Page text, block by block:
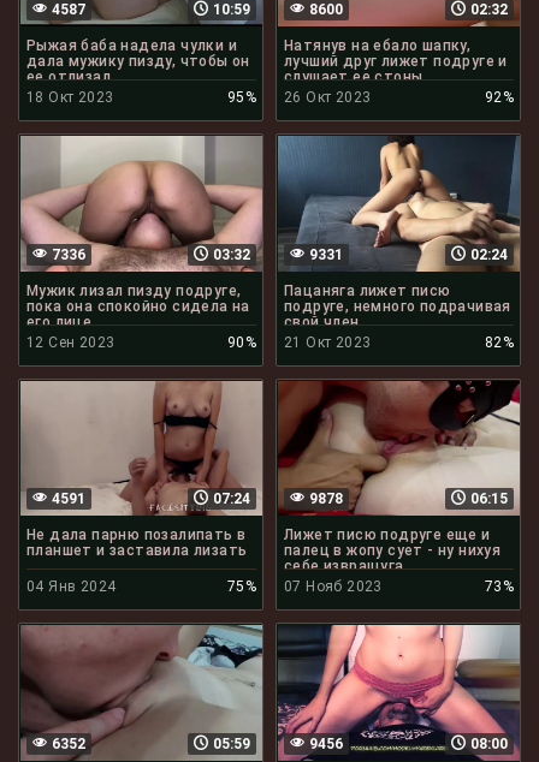
10:59
4587
Рыжая баба надела чулки и
дала мужику пизду, чтобы он
ее отлизал
18 Окт 2023
95%
02:32
8600
Натянув на ебало шапку,
лучший друг лижет подруге и
слушает ее стоны
26 Окт 2023
92%
03:32
7336
Мужик лизал пизду подруге,
пока она спокойно сидела на
его лице
12 Сен 2023
90%
02:24
9331
Пацаняга лижет писю
подруге, немного подрачивая
свой член
21 Окт 2023
82%
07:24
4591
Не дала парню позалипать в
планшет и заставила лизать
04 Янв 2024 75%
06:15
9878
Лижет писю подруге еще и
палец в жопу сует - ну нихуя
себе извращуга
07 Нояб 2023
73%
05:59
6352 08:00
9456